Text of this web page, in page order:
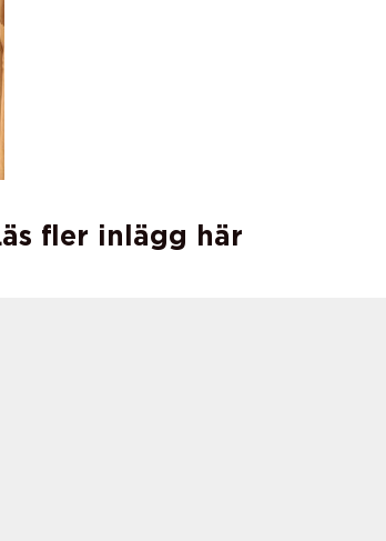
fler inlägg här